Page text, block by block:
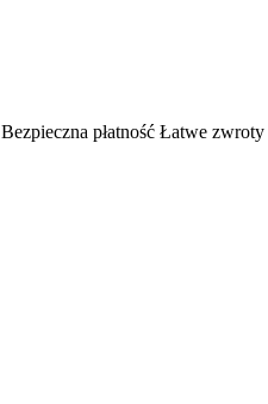
Bezpieczna płatność Łatwe zwroty